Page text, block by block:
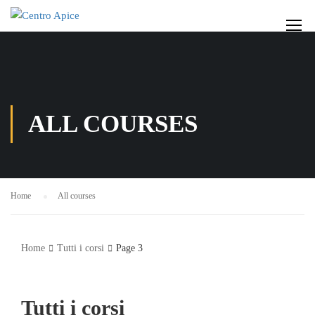
ALL COURSES
Home All courses
Home Tutti i corsi Page 3
Tutti i corsi